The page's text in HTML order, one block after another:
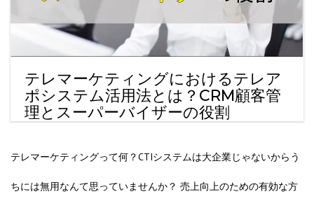
テレマーケティングにおけるテレア
ポシステム活用法とは？CRM顧客管
理とスーパーバイザーの役割
テレマーケティングって何？CTIシステムは大企業じゃないからう
ちには無用なんて思っていませんか？ 売上向上のための有効な方